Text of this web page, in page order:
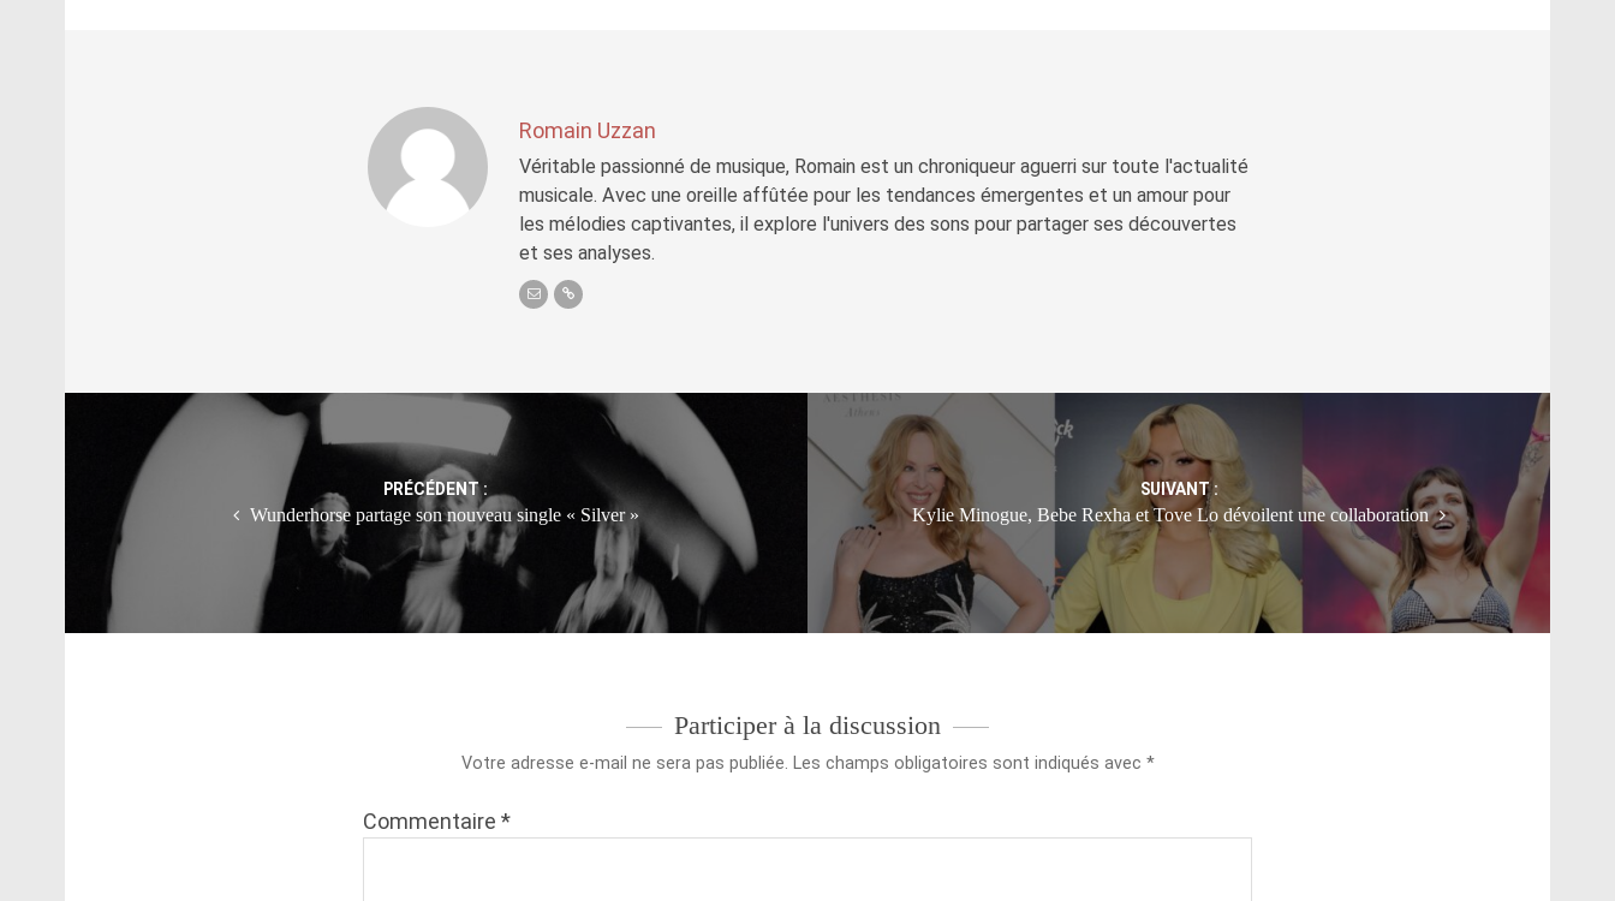
Romain Uzzan
Véritable passionné de musique, Romain est un chroniqueur aguerri sur toute l'actualité
musicale. Avec une oreille affûtée pour les tendances émergentes et un amour pour
les mélodies captivantes, il explore l'univers des sons pour partager ses découvertes
et ses analyses.
navigation
PRÉCÉDENT :
Wunderhorse partage son nouveau single « Silver »
SUIVANT :
Kylie Minogue, Bebe Rexha et Tove Lo dévoilent une collaboration
Participer à la discussion
Votre adresse e-mail ne sera pas publiée. Les champs obligatoires sont indiqués avec *
Commentaire *